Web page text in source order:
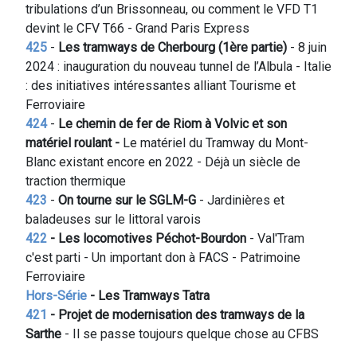
tribulations d’un Brissonneau, ou comment le VFD T1
devint le CFV T66 - Grand Paris Express
425 - Les tramways de Cherbourg (1ère partie) - 8 juin
2024 : inauguration du nouveau tunnel de l’Albula - Italie
: des initiatives intéressantes alliant Tourisme et
Ferroviaire
424- Le chemin de fer de Riom à Volvic et son
matériel roulant - Le matériel du Tramway du Mont-
Blanc existant encore en 2022 - Déjà un siècle de
traction thermique
423 - On tourne sur le SGLM-G - Jardinières et
baladeuses sur le littoral varois
422 - Les locomotives Péchot-Bourdon - Val'Tram
c'est parti - Un important don à FACS - Patrimoine
Ferroviaire
Hors-Série - Les Tramways Tatra
421 - Projet de modernisation des tramways de la
Sarthe - Il se passe toujours quelque chose au CFBS